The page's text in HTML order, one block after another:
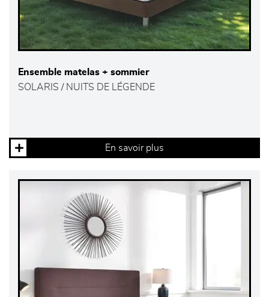
Ensemble matelas + sommier
SOLARIS / NUITS DE LÉGENDE
En savoir plus